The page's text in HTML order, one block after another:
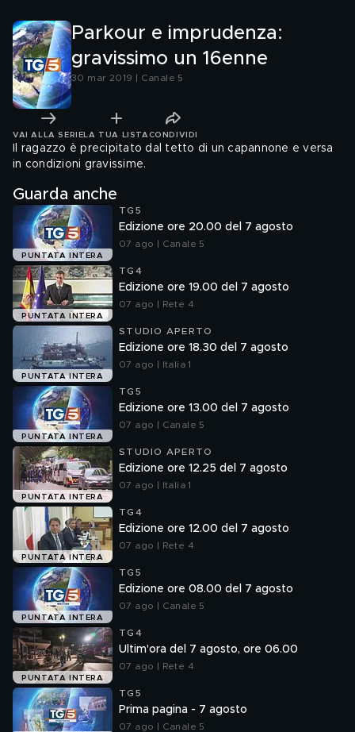
Parkour e imprudenza:
gravissimo un 16enne
30 mar 2019 | Canale 5
VAI ALLA SERIE LA TUA LISTA CONDIVIDI
Il ragazzo è precipitato dal tetto di un capannone e versa
in condizioni gravissime.
Guarda anche
PUNTATA INTERA
TG5
Edizione ore 20.00 del 7 agosto
07 ago | Canale 5
PUNTATA INTERA
TG4
Edizione ore 19.00 del 7 agosto
07 ago | Rete 4
PUNTATA INTERA
STUDIO APERTO
Edizione ore 18.30 del 7 agosto
07 ago | Italia 1
PUNTATA INTERA
TG5
Edizione ore 13.00 del 7 agosto
07 ago | Canale 5
PUNTATA INTERA
STUDIO APERTO
Edizione ore 12.25 del 7 agosto
07 ago | Italia 1
PUNTATA INTERA
TG4
Edizione ore 12.00 del 7 agosto
07 ago | Rete 4
PUNTATA INTERA
TG5
Edizione ore 08.00 del 7 agosto
07 ago | Canale 5
PUNTATA INTERA
TG4
Ultim'ora del 7 agosto, ore 06.00
07 ago | Rete 4
TG5
Prima pagina - 7 agosto
07 ago | Canale 5